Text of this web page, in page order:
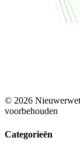
© 2026
voorbehouden
Categorieën